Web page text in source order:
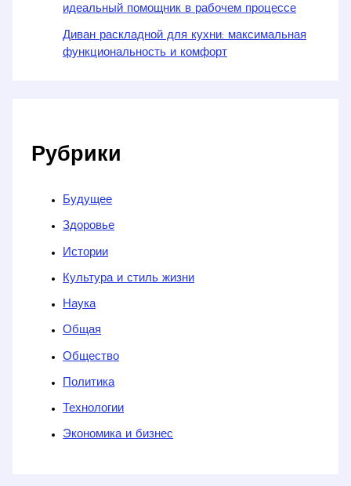
идеальный помощник в рабочем процессе
Диван раскладной для кухни: максимальная
функциональность и комфорт
Рубрики
Будущее
Здоровье
Истории
Культура и стиль жизни
Наука
Общая
Общество
Политика
Технологии
Экономика и бизнес